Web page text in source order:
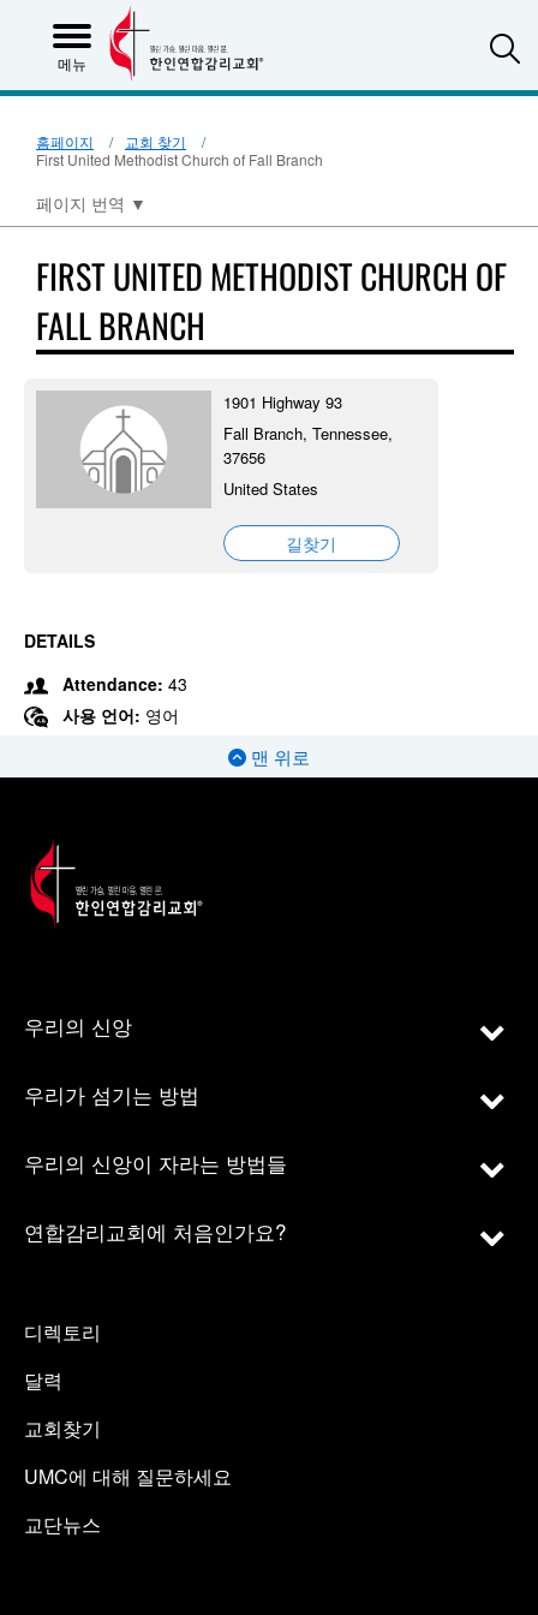
메뉴
홈페이지
교회 찾기
First United Methodist Church of Fall Branch
페이지 번역 ▼
FIRST UNITED METHODIST CHURCH OF
FALL BRANCH
1901 Highway 93
Fall Branch, Tennessee,
37656
United States
길찾기
DETAILS
Attendance: 43
사용 언어: 영어
맨 위로
우리의 신앙
우리가 섬기는 방법
우리의 신앙이 자라는 방법들
연합감리교회에 처음인가요?
디렉토리
달력
교회찾기
UMC에 대해 질문하세요
교단뉴스